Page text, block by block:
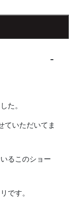
た。
ていただいてま
るこのショー
です。